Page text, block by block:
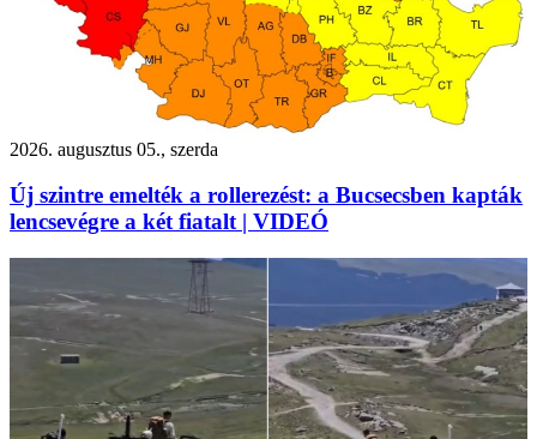
2026. augusztus 05., szerda
Új szintre emelték a rollerezést: a Bucsecsben kapták
lencsevégre a két fiatalt | VIDEÓ